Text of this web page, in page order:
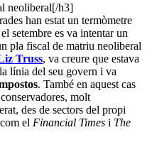
neoliberal[/h3]
han estat un termòmetre
setembre es va intentar un
pla fiscal de matriu neoliberal
Truss, va creure que estava
línia del seu govern i va
. També en aquest cas
molt
des de sectors del propi
el Financial Times i The